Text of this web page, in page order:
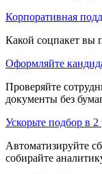
Корпоративная
Какой соцпакет вы
Оформляйте
Проверяйте
документы без
Ускорьте подбор в 2
Автоматизируйте
собирайте